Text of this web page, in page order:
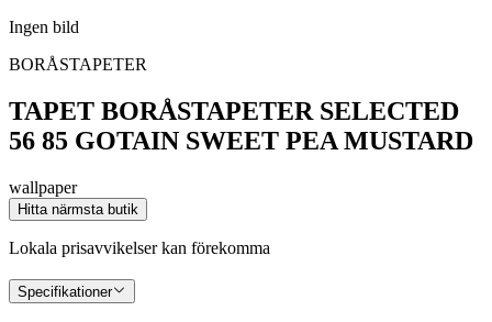
Ingen bild
BORÅSTAPETER
TAPET BORÅSTAPETER SELECTED
56 85 GOTAIN SWEET PEA MUSTARD
wallpaper
Hitta närmsta butik
Lokala prisavvikelser kan förekomma
Specifikationer